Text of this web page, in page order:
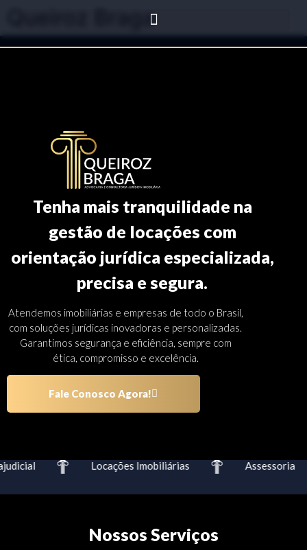
Queiroz Braga
Tenha mais tranquilidade na
gestão de locações com
orientação jurídica especializada,
precisa e segura.
Atendemos imobiliárias e empresas de todo o Brasil,
com soluções jurídicas inovadoras e personalizadas.
Garantimos segurança e eficiência, sempre com
ética, compromisso e excelência.
Fale Conosco Agora!
Locações Imobiliárias Assessoria
Nossos Serviços